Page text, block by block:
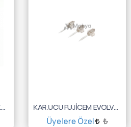
KAR.UCU GC KAHVE LİNKACE UCU REGL. 10'LU 10003335 KAR.UCU FUJİCEM EVOLVE PUSH AND CLİCK TİP REGULAR
Üyelere Özel ₺